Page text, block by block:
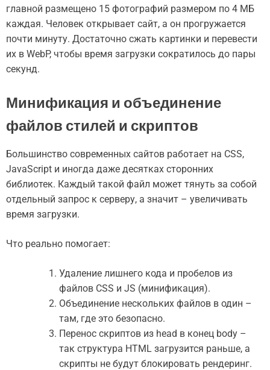
главной размещено 15 фотографий размером по 4 МБ
каждая. Человек открывает сайт, а он прогружается
почти минуту. Достаточно сжать картинки и перевести
их в WebP, чтобы время загрузки сократилось до пары
секунд.
Минификация и объединение
файлов стилей и скриптов
Большинство современных сайтов работает на CSS,
JavaScript и иногда даже десятках сторонних
библиотек. Каждый такой файл может тянуть за собой
отдельный запрос к серверу, а значит – увеличивать
время загрузки.
Что реально помогает:
Удаление лишнего кода и пробелов из
файлов CSS и JS (минификация).
Объединение нескольких файлов в один –
там, где это безопасно.
Перенос скриптов из head в конец body –
так структура HTML загрузится раньше, а
скрипты не будут блокировать рендеринг.